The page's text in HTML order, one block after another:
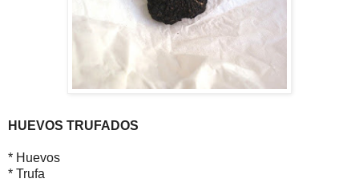
HUEVOS TRUFADOS
* Huevos
* Trufa